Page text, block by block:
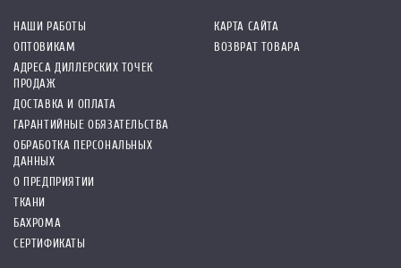
НАШИ РАБОТЫ
ОПТОВИКАМ
АДРЕСА ДИЛЛЕРСКИХ ТОЧЕК
ПРОДАЖ
ДОСТАВКА И ОПЛАТА
ГАРАНТИЙНЫЕ ОБЯЗАТЕЛЬСТВА
ОБРАБОТКА ПЕРСОНАЛЬНЫХ
ДАННЫХ
О ПРЕДПРИЯТИИ
ТКАНИ
БАХРОМА
СЕРТИФИКАТЫ
КАРТА САЙТА
ВОЗВРАТ ТОВАРА